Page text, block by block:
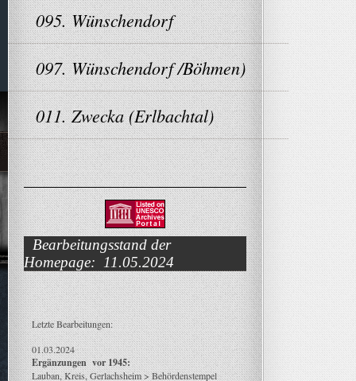
095. Wünschendorf
097. Wünschendorf /Böhmen)
011. Zwecka (Erlbachtal)
Bearbeitungsstand der
Homepage: 11.05.2024
Letzte Bearbeitungen:
01.03.2024
Ergänzungen vor 1945:
Lauban, Kreis, Gerlachsheim > Behördenstempel